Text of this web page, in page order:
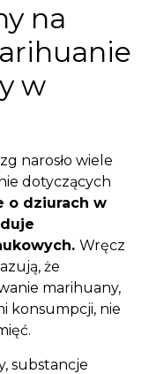
na
w
narosło wiele
dotyczących
o dziurach w
Wręcz
że
marihuany,
konsumpcji, nie
substancje